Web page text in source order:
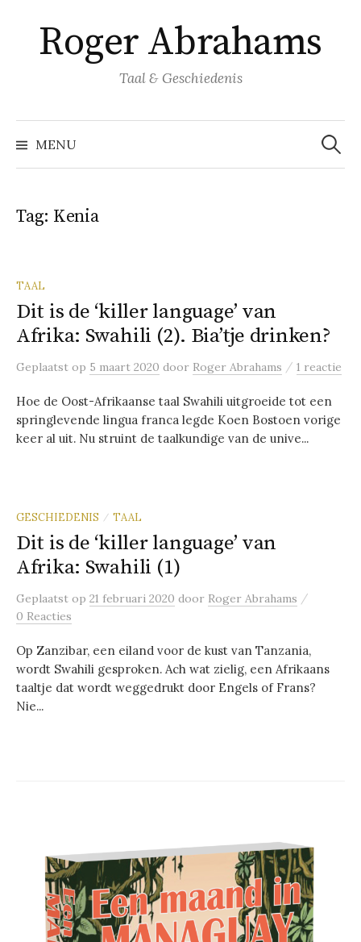
inhoud
springen
Roger Abrahams
Taal & Geschiedenis
MENU
Zoeken
naar:
Tag: Kenia
TAAL
Dit is de ‘killer language’ van
Afrika: Swahili (2). Bia’tje drinken?
Geplaatst op 5 maart 2020 door Roger Abrahams / 1 reactie
Hoe de Oost-Afrikaanse taal Swahili uitgroeide tot een
springlevende lingua franca legde Koen Bostoen vorige
keer al uit. Nu struint de taalkundige van de unive...
GESCHIEDENIS / TAAL
Dit is de ‘killer language’ van
Afrika: Swahili (1)
Geplaatst op 21 februari 2020 door Roger Abrahams /
0 Reacties
Op Zanzibar, een eiland voor de kust van Tanzania,
wordt Swahili gesproken. Ach wat zielig, een Afrikaans
taaltje dat wordt weggedrukt door Engels of Frans?
Nie...